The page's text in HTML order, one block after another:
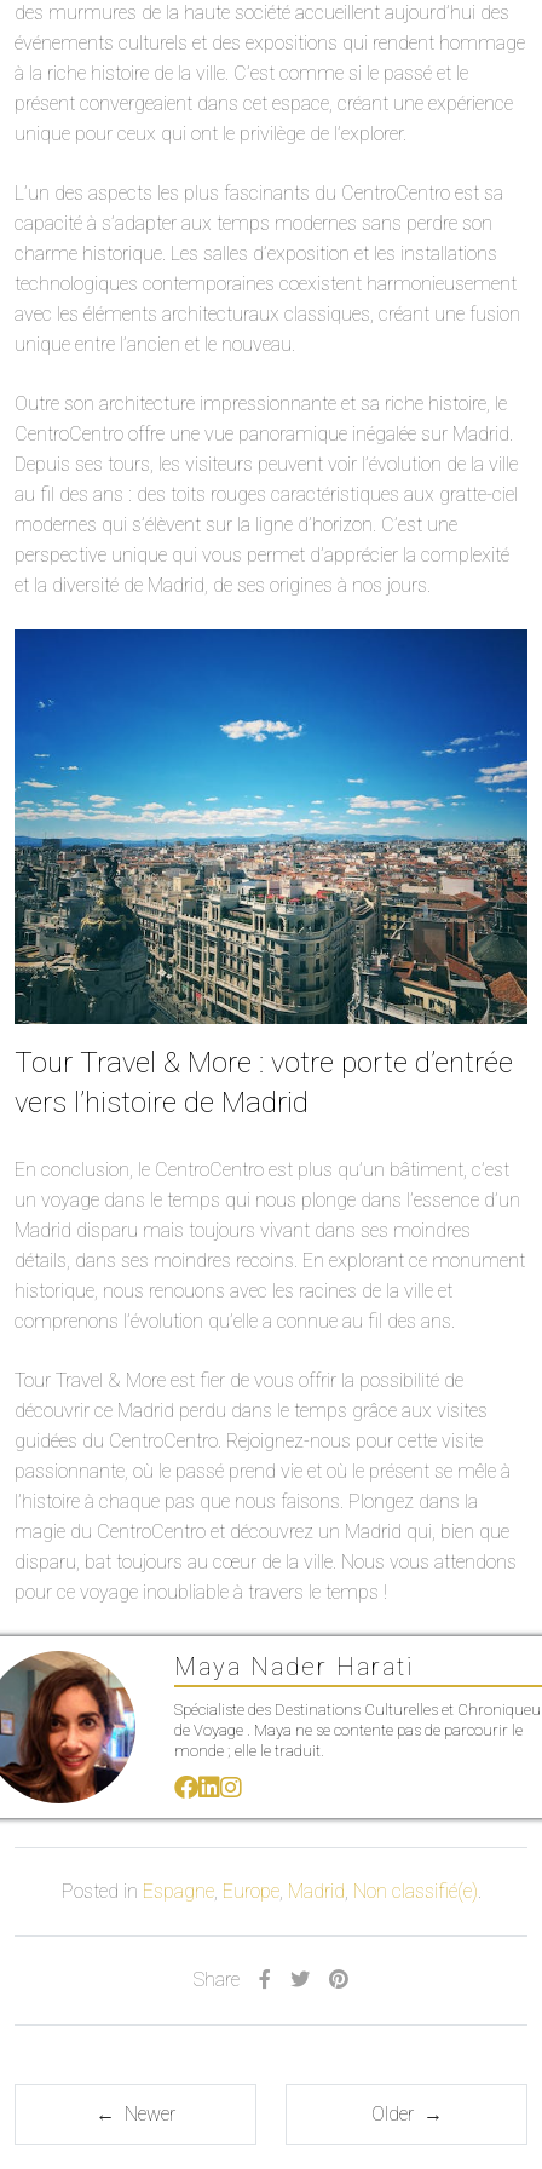
des murmures de la haute société accueillent aujourd’hui des
événements culturels et des expositions qui rendent hommage
à la riche histoire de la ville. C’est comme si le passé et le
présent convergeaient dans cet espace, créant une expérience
unique pour ceux qui ont le privilège de l’explorer.
L’un des aspects les plus fascinants du CentroCentro est sa
capacité à s’adapter aux temps modernes sans perdre son
charme historique. Les salles d’exposition et les installations
technologiques contemporaines coexistent harmonieusement
avec les éléments architecturaux classiques, créant une fusion
unique entre l’ancien et le nouveau.
Outre son architecture impressionnante et sa riche histoire, le
CentroCentro offre une vue panoramique inégalée sur Madrid.
Depuis ses tours, les visiteurs peuvent voir l’évolution de la ville
au fil des ans : des toits rouges caractéristiques aux gratte-ciel
modernes qui s’élèvent sur la ligne d’horizon. C’est une
perspective unique qui vous permet d’apprécier la complexité
et la diversité de Madrid, de ses origines à nos jours.
Tour Travel & More : votre porte d’entrée
vers l’histoire de Madrid
En conclusion, le CentroCentro est plus qu’un bâtiment, c’est
un voyage dans le temps qui nous plonge dans l’essence d’un
Madrid disparu mais toujours vivant dans ses moindres
détails, dans ses moindres recoins. En explorant ce monument
historique, nous renouons avec les racines de la ville et
comprenons l’évolution qu’elle a connue au fil des ans.
Tour Travel & More est fier de vous offrir la possibilité de
découvrir ce Madrid perdu dans le temps grâce aux visites
guidées du CentroCentro. Rejoignez-nous pour cette visite
passionnante, où le passé prend vie et où le présent se mêle à
l’histoire à chaque pas que nous faisons. Plongez dans la
magie du CentroCentro et découvrez un Madrid qui, bien que
disparu, bat toujours au cœur de la ville. Nous vous attendons
pour ce voyage inoubliable à travers le temps !
Maya Nader Harati
Spécialiste des Destinations Culturelles et
de Voyage . Maya ne se contente pas de parcourir le
monde ; elle le traduit.
Posted in Espagne, Europe, Madrid, Non classifié(e).
Share
← Newer Older →